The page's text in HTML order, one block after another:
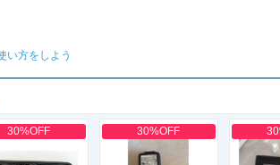
い方をしよう
30%OFF 30%OFF